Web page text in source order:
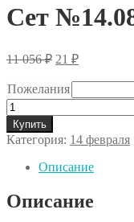
Сет
11 056₽
составляла
11
056 ₽.
21 ₽Текущая
Пожелания
Количество
товара
Сет
№14.08
Купить
Категория: 14 февраля
Описание
Описание